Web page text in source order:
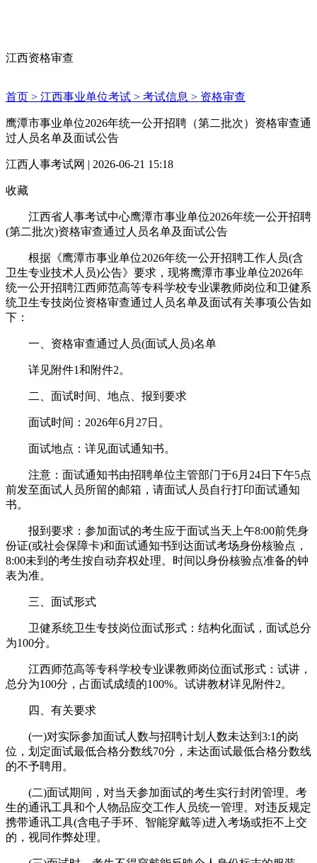
江西资格审查
首页 > 江西事业单位考试 > 考试信息 > 资格审查
鹰潭市事业单位2026年统一公开招聘（第二批次）资格审查通
过人员名单及面试公告
江西人事考试网 | 2026-06-21 15:18
收藏
江西省人事考试中心鹰潭市事业单位2026年统一公开招聘
(第二批次)资格审查通过人员名单及面试公告
根据《鹰潭市事业单位2026年统一公开招聘工作人员(含
卫生专业技术人员)公告》要求，现将鹰潭市事业单位2026年
统一公开招聘江西师范高等专科学校专业课教师岗位和卫健系
统卫生专技岗位资格审查通过人员名单及面试有关事项公告如
下：
一、资格审查通过人员(面试人员)名单
详见附件1和附件2。
二、面试时间、地点、报到要求
面试时间：2026年6月27日。
面试地点：详见面试通知书。
注意：面试通知书由招聘单位主管部门于6月24日下午5点
前发至面试人员所留的邮箱，请面试人员自行打印面试通知
书。
报到要求：参加面试的考生应于面试当天上午8:00前凭身
份证(或社会保障卡)和面试通知书到达面试考场身份核验点，
8:00未到的考生按自动弃权处理。时间以身份核验点准备的钟
表为准。
三、面试形式
卫健系统卫生专技岗位面试形式：结构化面试，面试总分
为100分。
江西师范高等专科学校专业课教师岗位面试形式：试讲，
总分为100分，占面试成绩的100%。试讲教材详见附件2。
四、有关要求
(一)对实际参加面试人数与招聘计划人数未达到3:1的岗
位，划定面试最低合格分数线70分，未达面试最低合格分数线
的不予聘用。
(二)面试期间，对当天参加面试的考生实行封闭管理。考
生的通讯工具和个人物品应交工作人员统一管理。对违反规定
携带通讯工具(含电子手环、智能穿戴等)进入考场或拒不上交
的，视同作弊处理。